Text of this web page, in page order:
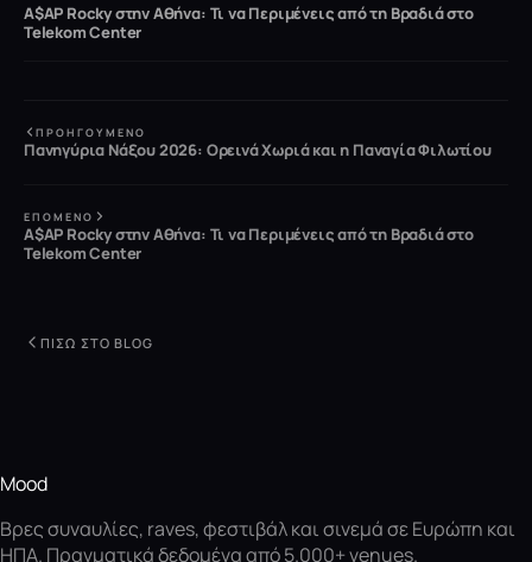
A$AP Rocky στην Αθήνα: Τι να Περιμένεις από τη Βραδιά στο
Telekom Center
ΠΡΟΗΓΟΎΜΕΝΟ
Πανηγύρια Νάξου 2026: Ορεινά Χωριά και η Παναγία Φιλωτίου
ΕΠΌΜΕΝΟ
A$AP Rocky στην Αθήνα: Τι να Περιμένεις από τη Βραδιά στο
Telekom Center
ΠΊΣΩ ΣΤΟ BLOG
Mood
Βρες συναυλίες, raves, φεστιβάλ και σινεμά σε Ευρώπη και
ΗΠΑ. Πραγματικά δεδομένα από 5.000+ venues.